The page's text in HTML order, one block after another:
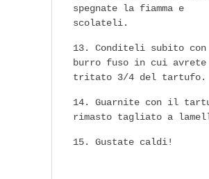
spegnate la fiamma e
scolateli.
Conditeli subito con
burro fuso in cui avrete
tritato 3/4 del tartufo.
Guarnite con il
rimasto tagliato a
Gustate caldi!